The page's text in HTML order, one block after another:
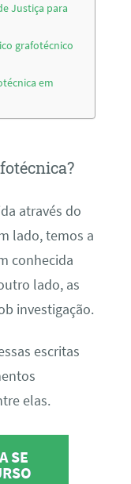
Justiça para
grafotécnico
em
através do
lado, temos a
conhecida
lado, as
investigação.
escritas
elas.
SE